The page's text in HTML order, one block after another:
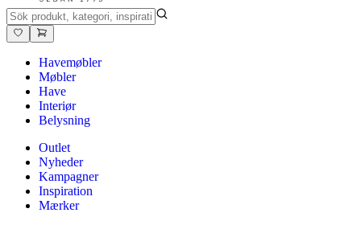
Havemøbler
Møbler
Have
Interiør
Belysning
Outlet
Nyheder
Kampagner
Inspiration
Mærker